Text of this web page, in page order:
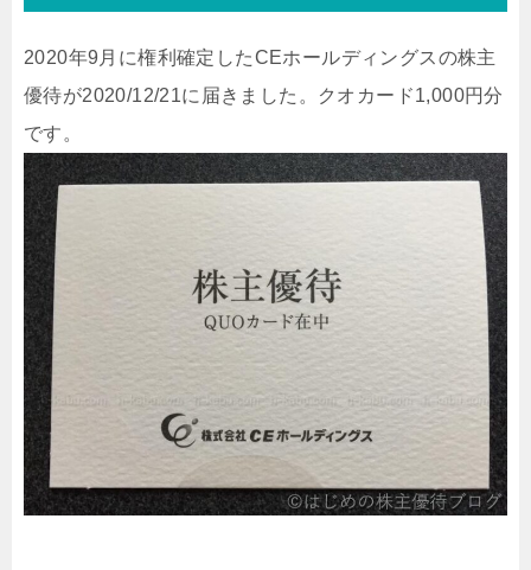
2020年9月に権利確定したCEホールディングスの株主
優待が2020/12/21に届きました。クオカード1,000円分
です。